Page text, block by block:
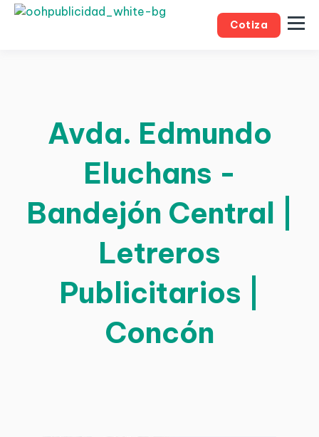
Cotiza
Avda. Edmundo
Eluchans -
Bandejón Central |
Letreros
Publicitarios |
Concón